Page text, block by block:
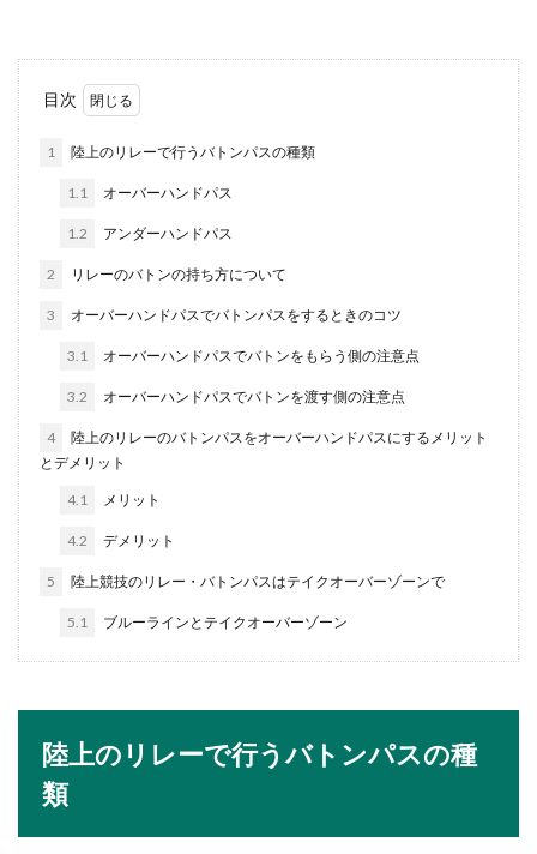
司の掛け声に注目が行きます。行司の掛け声には
意味...
イベントに出るために仕事を休む時に
使える言い訳と注意点
イベントに出るという理由で仕事を休むのはなん
だか恥ずかしい、言いにくいという事もあるでし
ち・球を打つ練習で卓球上達
卓球を始めたばかりの初心者の人の中には、どの
ような練習方法で練習を行えば上達するのか知り
目次
1 陸上のリレーで行うバトンパスの種類
1.1 オーバーハンドパス
1.2 アンダーハンドパス
2 リレーのバトンの持ち方について
3 オーバーハンドパスでバトンパスをするときのコツ
3.1 オーバーハンドパスでバトンをもらう側の注意点
3.2 オーバーハンドパスでバトンを渡す側の注意点
4
陸上のリレーのバトンパスをオーバーハンドパスにするメリット
とデメリット
4.1 メリット
4.2 デメリット
5 陸上競技のリレー・バトンパスはテイクオーバーゾーンで
5.1 ブルーラインとテイクオーバーゾーン
陸上のリレーで行うバトンパスの種
類